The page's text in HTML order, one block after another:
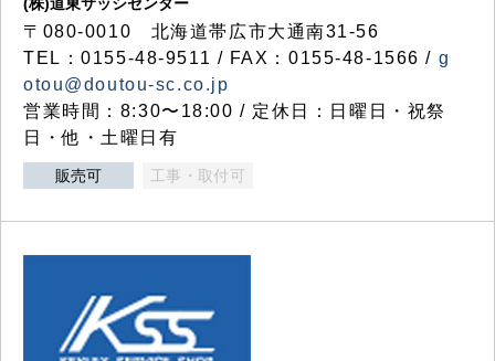
〒080-0010 北海道帯広市大通南31-56
TEL：0155-48-9511 / FAX：0155-48-1566 / g
otou@doutou-sc.co.jp
営業時間：8:30〜18:00 / 定休日：日曜日・祝祭
日・他・土曜日有
販売可 工事・取付可